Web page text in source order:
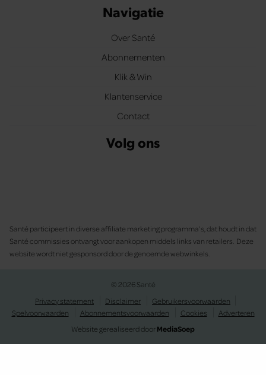
Navigatie
Over Santé
Abonnementen
Klik & Win
Klantenservice
Contact
Volg ons
Santé participeert in diverse affiliate marketing programma’s, dat houdt in dat
Santé commissies ontvangt voor aankopen middels links van retailers. Deze
website wordt niet gesponsord door de genoemde webwinkels.
© 2026 Santé
Privacy statement
Disclaimer
Gebruikersvoorwaarden
Spelvoorwaarden
Abonnementsvoorwaarden Cookies
Adverteren
Website gerealiseerd doorMediaSoep